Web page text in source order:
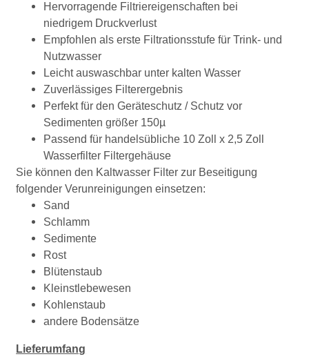
Hervorragende Filtriereigenschaften bei
niedrigem Druckverlust
Empfohlen als erste Filtrationsstufe für Trink- und
Nutzwasser
Leicht auswaschbar unter kalten Wasser
Zuverlässiges Filterergebnis
Perfekt für den Geräteschutz / Schutz vor
Sedimenten größer 150µ
Passend für handelsübliche 10 Zoll x 2,5 Zoll
Wasserfilter Filtergehäuse
Sie können den Kaltwasser Filter zur Beseitigung
folgender Verunreinigungen einsetzen:
Sand
Schlamm
Sedimente
Rost
Blütenstaub
Kleinstlebewesen
Kohlenstaub
andere Bodensätze
Lieferumfang